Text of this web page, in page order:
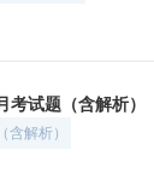
试题（含解析）
解析）